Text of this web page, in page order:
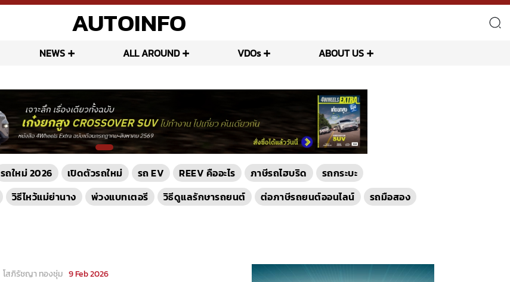
AUTOINFO
NEWS ALL AROUND VDOs ABOUT US
รถใหม่ 2026 เปิดตัวรถใหม่ รถ EV REEV คืออะไร ภาษีรถไฮบริด
รถกระบะ
วิธีไหว้แม่ย่านาง พ่วงแบทเตอรี วิธีดูแลรักษารถยนต์ ต่อภาษีรถยนต์ออนไลน์ รถมือสอง
โสภิรัชญา ทองชุ่ม 9 Feb 2026